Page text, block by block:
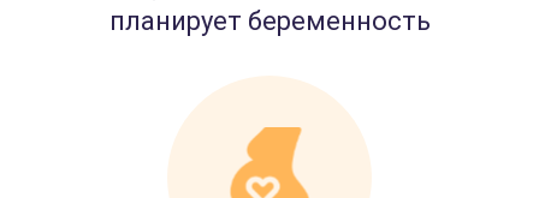
планирует беременность